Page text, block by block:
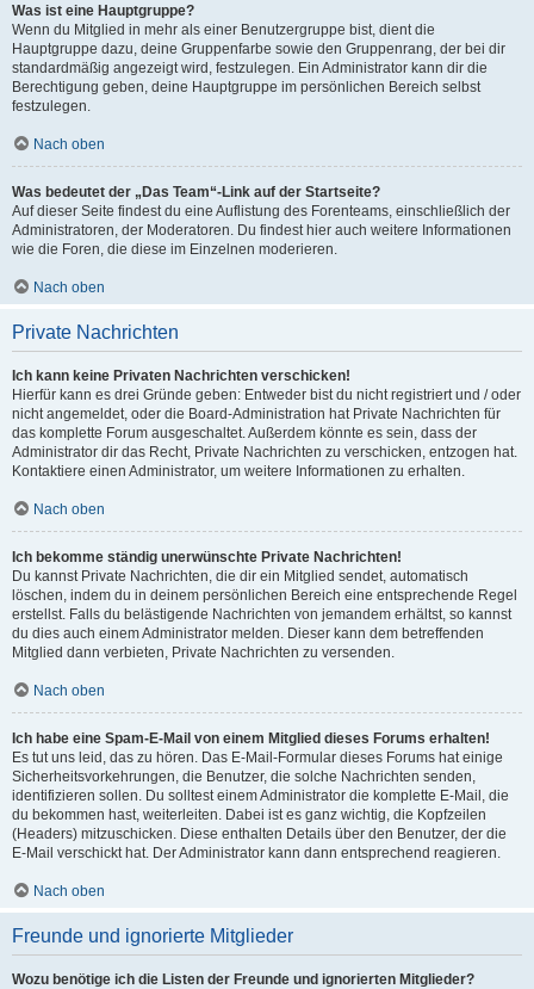
Was ist eine Hauptgruppe?
Wenn du Mitglied in mehr als einer Benutzergruppe bist, dient die
Hauptgruppe dazu, deine Gruppenfarbe sowie den Gruppenrang, der bei dir
standardmäßig angezeigt wird, festzulegen. Ein Administrator kann dir die
Berechtigung geben, deine Hauptgruppe im persönlichen Bereich selbst
festzulegen.
Nach oben
Was bedeutet der „Das Team“-Link auf der Startseite?
Auf dieser Seite findest du eine Auflistung des Forenteams, einschließlich der
Administratoren, der Moderatoren. Du findest hier auch weitere Informationen
wie die Foren, die diese im Einzelnen moderieren.
Nach oben
Private Nachrichten
Ich kann keine Privaten Nachrichten verschicken!
Hierfür kann es drei Gründe geben: Entweder bist du nicht registriert und / oder
nicht angemeldet, oder die Board-Administration hat Private Nachrichten für
das komplette Forum ausgeschaltet. Außerdem könnte es sein, dass der
Administrator dir das Recht, Private Nachrichten zu verschicken, entzogen hat.
Kontaktiere einen Administrator, um weitere Informationen zu erhalten.
Nach oben
Ich bekomme ständig unerwünschte Private Nachrichten!
Du kannst Private Nachrichten, die dir ein Mitglied sendet, automatisch
löschen, indem du in deinem persönlichen Bereich eine entsprechende Regel
erstellst. Falls du belästigende Nachrichten von jemandem erhältst, so kannst
du dies auch einem Administrator melden. Dieser kann dem betreffenden
Mitglied dann verbieten, Private Nachrichten zu versenden.
Nach oben
Ich habe eine Spam-E-Mail von einem Mitglied dieses Forums erhalten!
Es tut uns leid, das zu hören. Das E-Mail-Formular dieses Forums hat einige
Sicherheitsvorkehrungen, die Benutzer, die solche Nachrichten senden,
identifizieren sollen. Du solltest einem Administrator die komplette E-Mail, die
du bekommen hast, weiterleiten. Dabei ist es ganz wichtig, die Kopfzeilen
(Headers) mitzuschicken. Diese enthalten Details über den Benutzer, der die
E-Mail verschickt hat. Der Administrator kann dann entsprechend reagieren.
Nach oben
Freunde und ignorierte Mitglieder
Wozu benötige ich die Listen der Freunde und ignorierten Mitglieder?